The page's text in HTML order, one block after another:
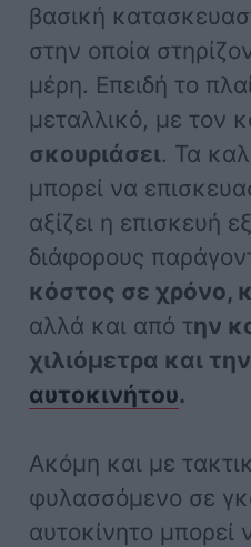
βασική
στην οποία
μέρη. Επειδή το
μεταλλικό, με τον
σκουριάσει. Τα
μπορεί να
αξίζει η επισκευή
διάφορους
κόστος σε χρόνο,
αλλά και από την
χιλιόμετρα και
αυτοκινήτου.
Ακόμη και με
φυλασσόμενο σε
αυτοκίνητο μπορεί